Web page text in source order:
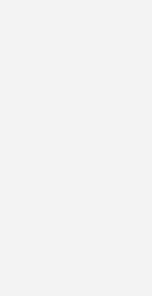
bereits genau in
nicht weiter warten,
technologisch
Heizungs- bzw.
überhaupt
von Wärmepumpen
die zugrunde